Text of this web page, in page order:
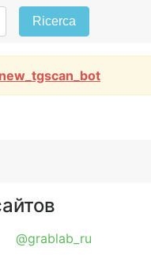
Ricerca
@grablab_ru